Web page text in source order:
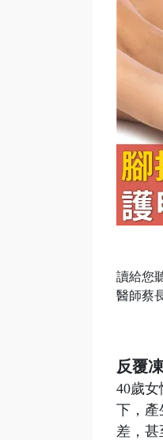
讀給您
醫師蔡
反覆
40歲
下，產
差，